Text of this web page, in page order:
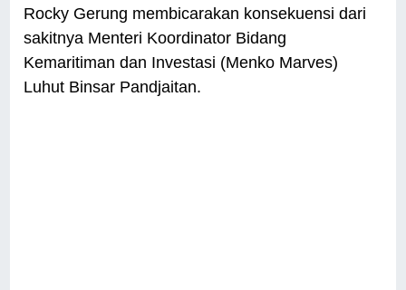
Rocky Gerung membicarakan konsekuensi dari
sakitnya Menteri Koordinator Bidang
Kemaritiman dan Investasi (Menko Marves)
Luhut Binsar Pandjaitan.